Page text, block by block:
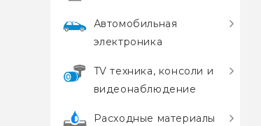
Автомобильная
электроника
TV техника, консоли и
видеонаблюдение
Расходные материалы